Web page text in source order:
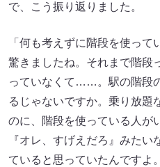
で、こう振り返りました。
「何も考えずに階段を使っ
驚きましたね。それまで階段
っていなくて……。駅の階段
るじゃないですか。乗り放題
のに、階段を使っている人が
『オレ、すげえだろ』みたい
ていると思っていたんですよ。